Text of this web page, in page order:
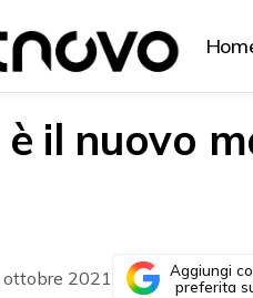
il nuovo
ottobre 2021
Aggiungi
preferita